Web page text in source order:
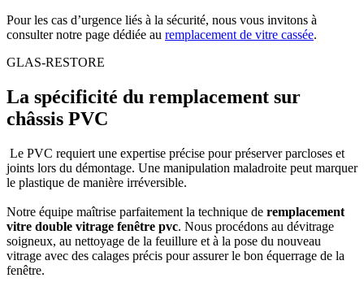
Pour les cas d’urgence liés à la sécurité, nous vous invitons à
consulter notre page dédiée au remplacement de vitre cassée.
GLAS-RESTORE
La spécificité du remplacement sur
châssis PVC
Le PVC requiert une expertise précise pour préserver parcloses et
joints lors du démontage. Une manipulation maladroite peut marquer
le plastique de manière irréversible.
Notre équipe maîtrise parfaitement la technique de remplacement
vitre double vitrage fenêtre pvc. Nous procédons au dévitrage
soigneux, au nettoyage de la feuillure et à la pose du nouveau
vitrage avec des calages précis pour assurer le bon équerrage de la
fenêtre.